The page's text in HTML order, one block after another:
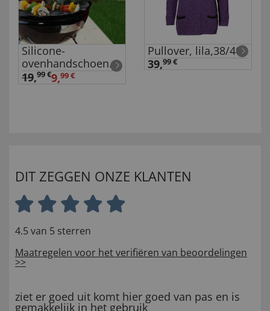
Silicone-
ovenhandschoenen
1 paar
19,99 €9,99 €
Pullover, lila,38/40
39,99 €
DIT ZEGGEN ONZE KLANTEN
4.5 van 5 sterren
Maatregelen voor het verifiëren van beoordelingen
>>
ziet er goed uit komt hier goed van pas en is
gemakkelijk in het gebruik